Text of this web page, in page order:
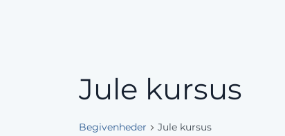
Jule kursus
Begivenheder Jule kursus